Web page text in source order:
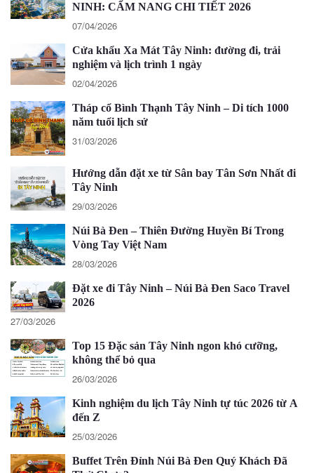
NINH: CẨM NANG CHI TIẾT 2026
07/04/2026
Cửa khẩu Xa Mát Tây Ninh: đường đi, trải
nghiệm và lịch trình 1 ngày
02/04/2026
Tháp cổ Bình Thạnh Tây Ninh – Di tích 1000
năm tuổi lịch sử
31/03/2026
Hướng dẫn đặt xe từ Sân bay Tân Sơn Nhất đi
Tây Ninh
29/03/2026
Núi Bà Đen – Thiên Đường Huyền Bí Trong
Vòng Tay Việt Nam
28/03/2026
Đặt xe đi Tây Ninh – Núi Bà Đen Saco Travel
2026
27/03/2026
Top 15 Đặc sản Tây Ninh ngon khó cưỡng,
không thể bỏ qua
26/03/2026
Kinh nghiệm du lịch Tây Ninh tự túc 2026 từ A
đến Z
25/03/2026
Buffet Trên Đỉnh Núi Bà Đen Quý Khách Đã